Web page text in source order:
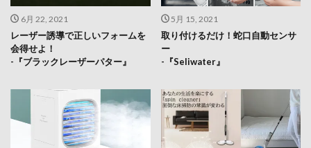
6月 22, 2021
レーザー誘導で正しいフォームを
会得せよ！
-『ブラックレーザーパター』
5月 15, 2021
取り付けるだけ！蛇口自動センサ
ー
-『Seliwater』